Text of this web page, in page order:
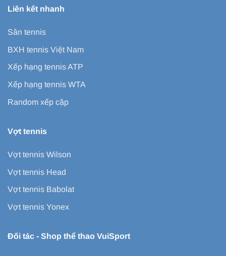
Liên kết nhanh
Sân tennis
BXH tennis Việt Nam
Xếp hạng tennis ATP
Xếp hạng tennis WTA
Random xếp cặp
Vợt tennis
Vợt tennis Wilson
Vợt tennis Head
Vợt tennis Babolat
Vợt tennis Yonex
Đối tác - Shop thể thao VuiSport